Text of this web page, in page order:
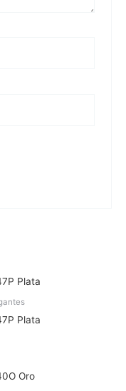
Plata